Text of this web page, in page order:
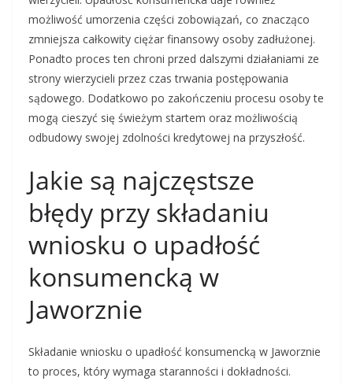
możliwość umorzenia części zobowiązań, co znacząco
zmniejsza całkowity ciężar finansowy osoby zadłużonej.
Ponadto proces ten chroni przed dalszymi działaniami ze
strony wierzycieli przez czas trwania postępowania
sądowego. Dodatkowo po zakończeniu procesu osoby te
mogą cieszyć się świeżym startem oraz możliwością
odbudowy swojej zdolności kredytowej na przyszłość.
Jakie są najczęstsze
błędy przy składaniu
wniosku o upadłość
konsumencką w
Jaworznie
Składanie wniosku o upadłość konsumencką w Jaworznie
to proces, który wymaga staranności i dokładności.